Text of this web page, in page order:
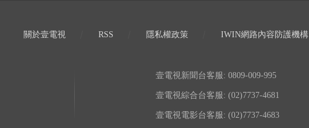
關於壹電視 RSS 隱私權政策 IWIN網路內容防護機構
壹電視新聞台客服: 0809-009-995
壹電視綜合台客服: (02)7737-4681
壹電視電影台客服: (02)7737-4683